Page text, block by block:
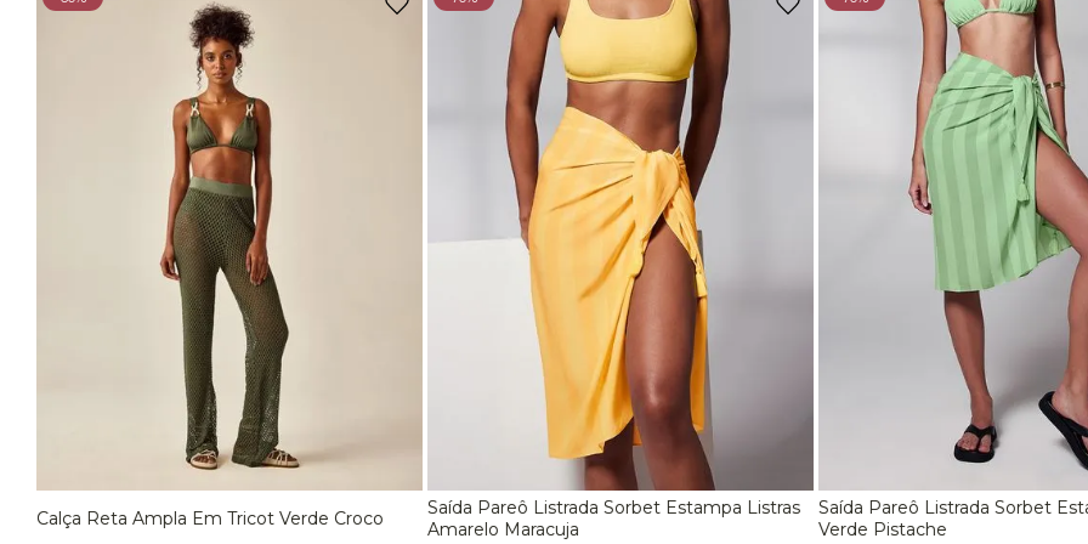
Roupas de PraiaCalça de Praia
EG
Estampa Onca
Rosa Morango
Verde Croco
Verde Pistache
Sem Bojo
M
P G
Calça Reta Ampla Em Tricot Verde Croco
Saída Pareô Listrada Sorbet Estampa Listras
Amarelo Maracuja
Saída Pareô Listrada Sorbet
Verde Pistache
jaqueta
off white lunar